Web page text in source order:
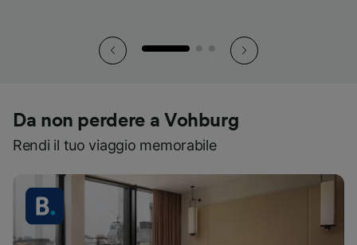
Da non perdere a Vohburg
Rendi il tuo viaggio memorabile